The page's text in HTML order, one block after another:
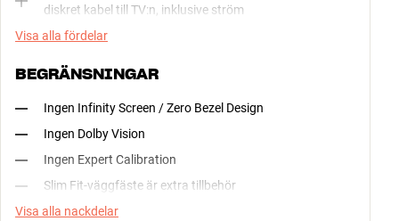
diskret kabel till TV:n, inklusive ström
Visa alla fördelar
BEGRÄNSNINGAR
Ingen Infinity Screen / Zero Bezel Design
Ingen Dolby Vision
Ingen Expert Calibration
Slim Fit-väggfäste är extra tillbehör
Visa alla nackdelar